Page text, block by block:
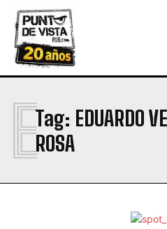
Tag: EDUARDO
ROSA
E